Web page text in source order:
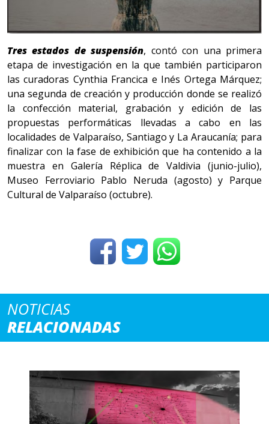
Tres estados de suspensión, contó con una primera
etapa de investigación en la que también participaron
las curadoras Cynthia Francica e Inés Ortega Márquez;
una segunda de creación y producción donde se realizó
la confección material, grabación y edición de las
propuestas performáticas llevadas a cabo en las
localidades de Valparaíso, Santiago y La Araucanía; para
finalizar con la fase de exhibición que ha contenido a la
muestra en Galería Réplica de Valdivia (junio-julio),
Museo Ferroviario Pablo Neruda (agosto) y Parque
Cultural de Valparaíso (octubre).
NOTICIAS
RELACIONADAS